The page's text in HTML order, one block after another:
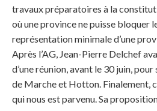
travaux préparatoires à la
où une province ne puisse bloquer
représentation minimale d’une
Après l’AG, Jean-Pierre Delchef
d’une réunion, avant le 30 juin,
de Marche et Hotton. Finalement,
qui nous est parvenu. Sa